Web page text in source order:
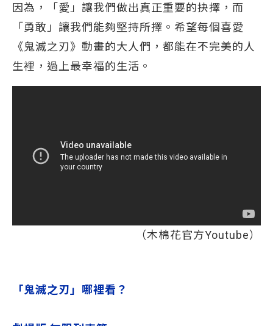
因為，「愛」讓我們做出真正重要的抉擇，而
「勇敢」讓我們能夠堅持所擇。希望每個喜愛
《鬼滅之刃》動畫的大人們，都能在不完美的人
生裡，過上最幸福的生活。
（木棉花官方Youtube）
「鬼滅之刃」哪裡看？